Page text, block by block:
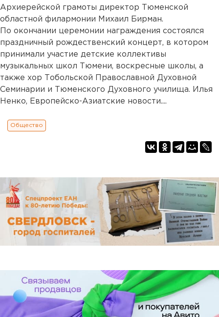
Архиерейской грамоты директор Тюменской
областной филармонии Михаил Бирман.
По окончании церемонии награждения состоялся
праздничный рождественский концерт, в котором
принимали участие детские коллективы
музыкальных школ Тюмени, воскресные школы, а
также хор Тобольской Православной Духовной
Семинарии и Тюменского Духовного училища. Илья
Ненко, Европейско-Азиатские новости....
Общество